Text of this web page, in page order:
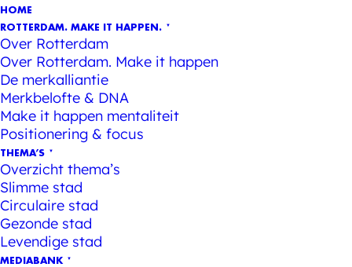
HOME
ROTTERDAM. MAKE IT HAPPEN.
Over Rotterdam
Over Rotterdam. Make it happen
De merkalliantie
Merkbelofte & DNA
Make it happen mentaliteit
Positionering & focus
THEMA’S
Overzicht thema’s
Slimme stad
Circulaire stad
Gezonde stad
Levendige stad
MEDIABANK